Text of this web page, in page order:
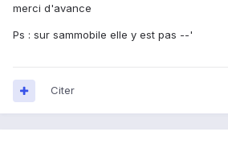
merci d'avance
Ps : sur sammobile elle y est pas --'
Citer